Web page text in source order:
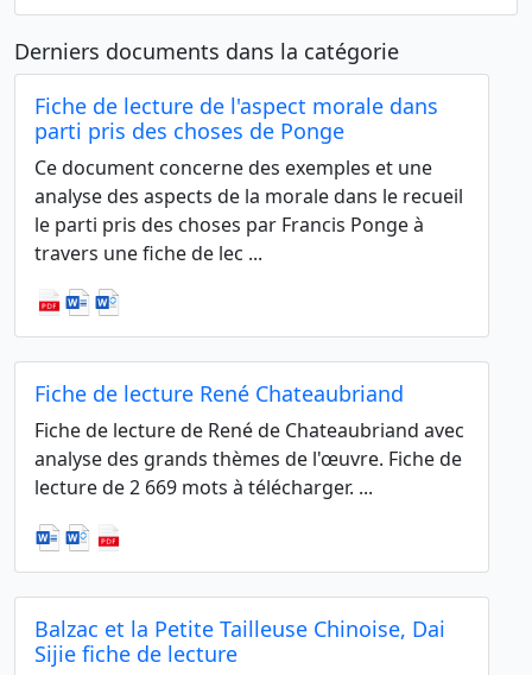
Derniers documents dans la catégorie
Fiche de lecture de l'aspect morale dans
parti pris des choses de Ponge
Ce document concerne des exemples et une
analyse des aspects de la morale dans le recueil
le parti pris des choses par Francis Ponge à
travers une fiche de lec ...
Fiche de lecture René Chateaubriand
Fiche de lecture de René de Chateaubriand avec
analyse des grands thèmes de l'œuvre. Fiche de
lecture de 2 669 mots à télécharger. ...
Balzac et la Petite Tailleuse Chinoise, Dai
Sijie fiche de lecture